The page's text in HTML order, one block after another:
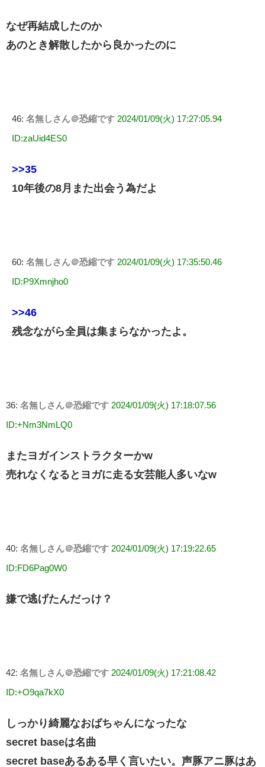
なぜ再結成したのか
あのとき解散したから良かったのに
46: 名無しさん＠恐縮です 2024/01/09(火) 17:27:05.94
ID:zaUid4ES0
>>35
10年後の8月また出会う為だよ
60: 名無しさん＠恐縮です 2024/01/09(火) 17:35:50.46
ID:P9Xmnjho0
>>46
残念ながら全員は集まらなかったよ。
36: 名無しさん＠恐縮です 2024/01/09(火) 17:18:07.56
ID:+Nm3NmLQ0
またヨガインストラクターかw
売れなくなるとヨガに走る女芸能人多いなw
40: 名無しさん＠恐縮です 2024/01/09(火) 17:19:22.65
ID:FD6Pag0W0
嫌で逃げたんだっけ？
42: 名無しさん＠恐縮です 2024/01/09(火) 17:21:08.42
ID:+O9qa7kX0
しっかり綺麗なおばちゃんになったな
secret baseは名曲
secret baseあるある早く言いたい。声豚アニ豚はあ